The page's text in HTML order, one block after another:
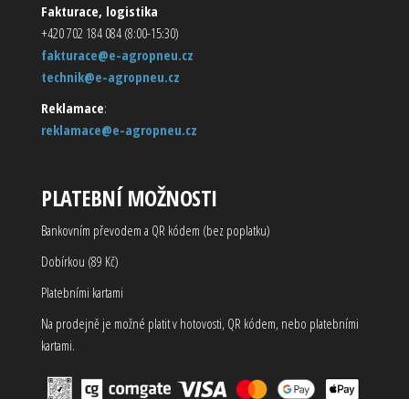
Fakturace, logistika
+420 702 184 084 (8:00-15:30)
fakturace@e-agropneu.cz
technik@e-agropneu.cz
Reklamace:
reklamace@e-agropneu.cz
PLATEBNÍ MOŽNOSTI
Bankovním převodem a QR kódem (bez poplatku)
Dobírkou (89 Kč)
Platebními kartami
Na prodejně je možné platit v hotovosti, QR kódem, nebo platebními
kartami.